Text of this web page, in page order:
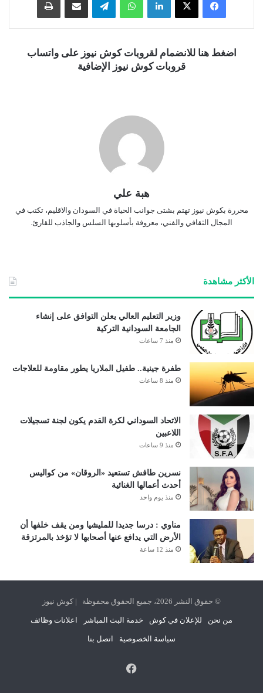
اضغط هنا للانضمام لقروبات كوش نيوز على واتساب
قروبات كوش نيوز الإضافية
هبة علي
محررة بكوش نيوز تهتم بشتى جوانب الحياة في السودان والاقليم، تكتب في
المجال الثقافي والفني، معروفة بأسلوبها السلس والجاذب للقارئ.
الأكثر مشاهدة
وزير التعليم العالي يعلن التوافق على إنشاء
الجامعة السودانية التركية
منذ 7 ساعات
طفرة جينية.. طفيل الملاريا يطور مقاومة للعلاجات
منذ 8 ساعات
الاتحاد السوداني لكرة القدم يكون لجنة تسجيلات
اللاعبين
منذ 9 ساعات
نسرين طافش تستعيد «الروقان» من كواليس
أحدث أعمالها الغنائية
منذ يوم واحد
مناوي : درسا جديدا للمليشيا ومن يقف خلفها أن
الأرض التي يدافع عنها أصحابها لا تؤخذ بالمرتزقة
منذ 12 ساعة
© حقوق النشر 2026، جميع الحقوق محفوظة | كوش نيوز
من نحن للإعلان في كوش خدمة البث المباشر اعلانات وظائف
سياسة الخصوصية اتصل بنا